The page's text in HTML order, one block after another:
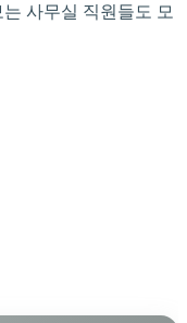
사무실 직원들도 모